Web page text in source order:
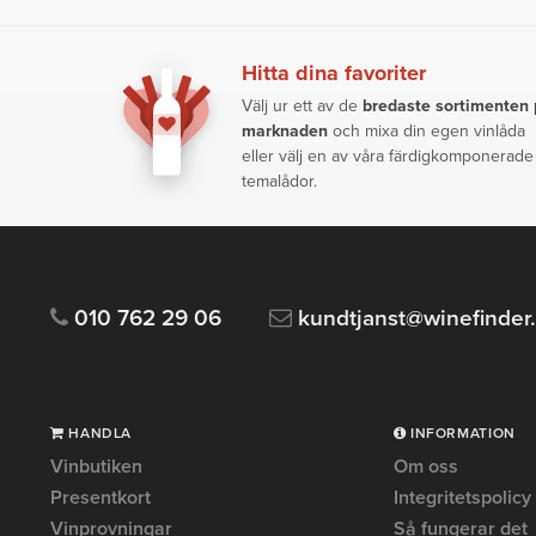
Hitta dina favoriter
Välj ur ett av de bredaste sortimenten
marknaden och mixa din egen vinlåda
eller välj en av våra färdigkomponerade
temalådor.
010 762 29 06
HANDLA
Vinbutiken
Presentkort
Vinprovningar
INFORMATION
Om oss
Integritetspolicy
Så fungerar det